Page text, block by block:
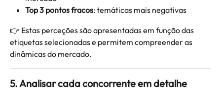
Top 3 pontos fracos: temáticas mais negativas
👉 Estas perceções são apresentadas em função das
etiquetas selecionadas e permitem compreender as
dinâmicas do mercado.
5. Analisar cada concorrente em detalhe